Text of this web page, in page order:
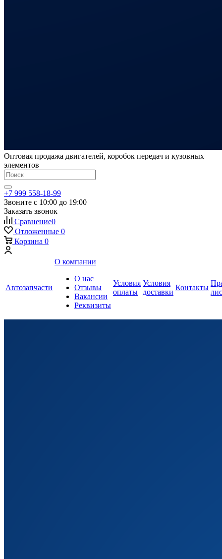
Оптовая продажа двигателей, коробок передач и кузовных
элементов
+7 999 558-18-99
Звоните с 10:00 до 19:00
Заказать звонок
Сравнение0
Отложенные 0
Корзина 0
Автозапчасти
О компании
О нас
Отзывы
Вакансии
Реквизиты
Условия
оплаты
Условия
доставки
Контакты